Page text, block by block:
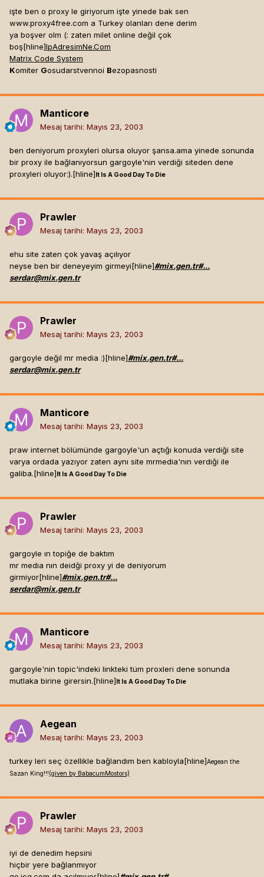
işte ben o proxy le giriyorum işte yinede bak sen
www.proxy4free.com a Turkey olanları dene derim
ya boşver olm (: zaten milet online değil çok
boş[hline]IpAdresimNe.Com
Matrix Code System
Komiter Gosudarstvennoi Bezopasnosti
Manticore
Mesaj tarihi: Mayıs 23, 2003
ben deniyorum proxyleri olursa oluyor şansa.ama yinede sonunda
bir proxy ile bağlanıyorsun gargoyle'nin verdiği siteden dene
proxyleri oluyor:).[hline] It Is A Good Day To Die
Prawler
Mesaj tarihi: Mayıs 23, 2003
ehu site zaten çok yavaş açılıyor
neyse ben bir deneyeyim girmeyi[hline]#mix.gen.tr#...
serdar@mix.gen.tr
Prawler
Mesaj tarihi: Mayıs 23, 2003
gargoyle değil mr media :)[hline]#mix.gen.tr#...
serdar@mix.gen.tr
Manticore
Mesaj tarihi: Mayıs 23, 2003
praw internet bölümünde gargoyle'un açtığı konuda verdiği site
varya ordada yazıyor zaten aynı site mrmedia'nın verdiği ile
galiba.[hline] It Is A Good Day To Die
Prawler
Mesaj tarihi: Mayıs 23, 2003
gargoyle ın topiğe de baktım
mr media nın deidği proxy yi de deniyorum
girmiyor[hline]#mix.gen.tr#...
serdar@mix.gen.tr
Manticore
Mesaj tarihi: Mayıs 23, 2003
gargoyle'nin topic'indeki linkteki tüm proxleri dene sonunda
mutlaka birine girersin.[hline] It Is A Good Day To Die
Aegean
Mesaj tarihi: Mayıs 23, 2003
turkey leri seç özellikle bağlandım ben kabloyla[hline]Aegean the
Sazan King!!!(given by BabacumMostors)
Prawler
Mesaj tarihi: Mayıs 23, 2003
iyi de denedim hepsini
hiçbir yere bağlanmıyor